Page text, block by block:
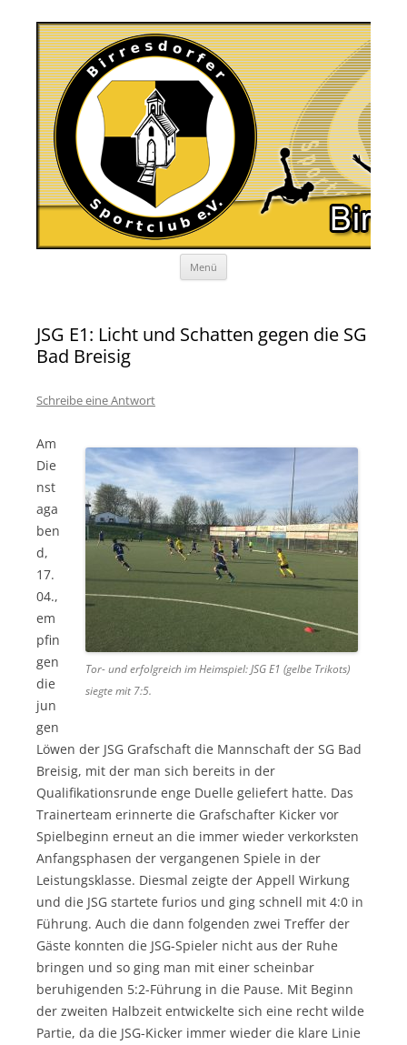
Menü
JSG E1: Licht und Schatten gegen die SG
Bad Breisig
Schreibe eine Antwort
Tor- und erfolgreich im Heimspiel: JSG E1 (gelbe Trikots)
siegte mit 7:5.
Am
Die
nst
aga
ben
d,
17.
04.,
em
pfin
gen
die
jun
gen
Löwen der JSG Grafschaft die Mannschaft der SG Bad
Breisig, mit der man sich bereits in der
Qualifikationsrunde enge Duelle geliefert hatte. Das
Trainerteam erinnerte die Grafschafter Kicker vor
Spielbeginn erneut an die immer wieder verkorksten
Anfangsphasen der vergangenen Spiele in der
Leistungsklasse. Diesmal zeigte der Appell Wirkung
und die JSG startete furios und ging schnell mit 4:0 in
Führung. Auch die dann folgenden zwei Treffer der
Gäste konnten die JSG-Spieler nicht aus der Ruhe
bringen und so ging man mit einer scheinbar
beruhigenden 5:2-Führung in die Pause. Mit Beginn
der zweiten Halbzeit entwickelte sich eine recht wilde
Partie, da die JSG-Kicker immer wieder die klare Linie